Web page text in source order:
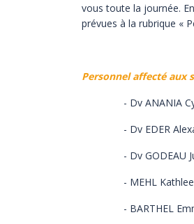
vous toute la journée.
prévues à la rubrique «
Personnel affecté aux
- Dv ANANIA
- Dv EDER
- Dv GODEAU
- MEHL Kathleen,
- BARTHEL Emma,